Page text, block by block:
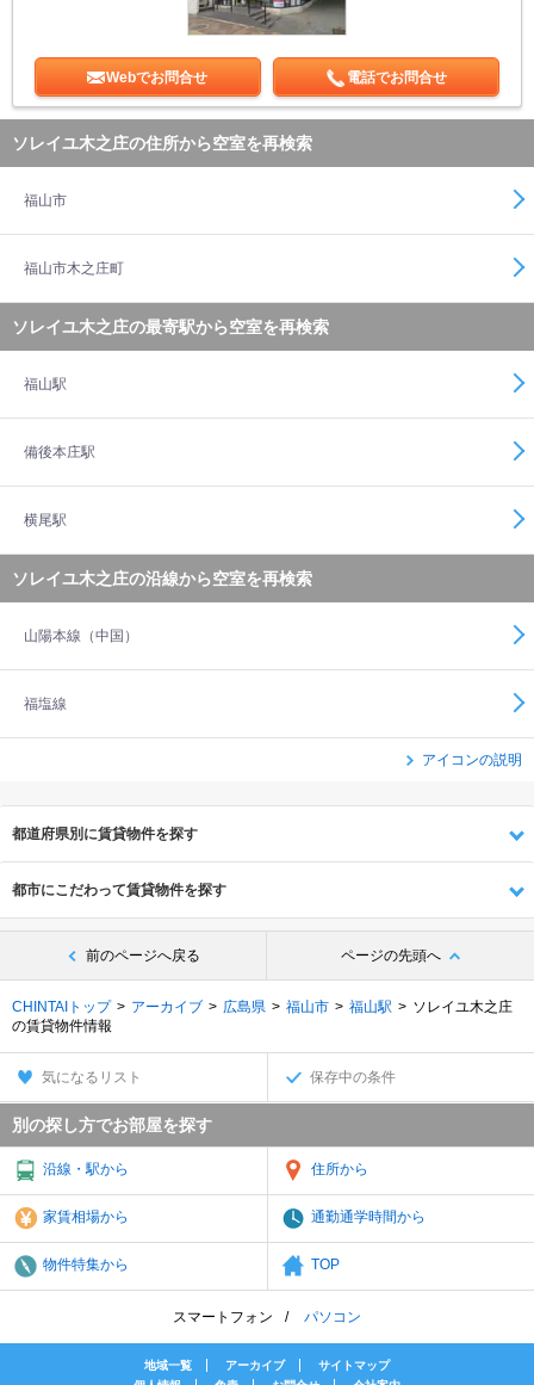
Webでお問合せ 電話でお問合せ
ソレイユ木之庄の住所から空室を再検索
福山市
福山市木之庄町
ソレイユ木之庄の最寄駅から空室を再検索
福山駅
備後本庄駅
横尾駅
ソレイユ木之庄の沿線から空室を再検索
山陽本線（中国）
福塩線
アイコンの説明
都道府県別に賃貸物件を探す
都市にこだわって賃貸物件を探す
前のページへ戻る ページの先頭へ
CHINTAIトップ アーカイブ 広島県 福山市 福山駅
ソレイユ木之庄
の賃貸物件情報
気になるリスト 保存中の条件
別の探し方でお部屋を探す
沿線・駅から 住所から
家賃相場から 通勤通学時間から
物件特集から TOP
スマートフォン パソコン
地域一覧 アーカイブ
サイトマップ